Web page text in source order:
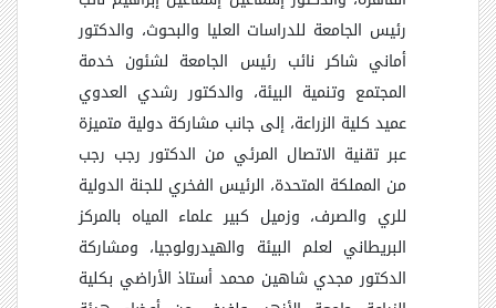
رئيس الجامعة للدراسات العليا والبحوث، والدكتور
أماني شاكر نائب رئيس الجامعة لشئون خدمة
المجتمع وتنمية البيئة، والدكتور رشدي العدوي
عميد كلية الزراعة، إلى جانب مشاركة دولية متميزة
عبر تقنية الاتصال المرئي من الدكتور رجب رجب
من المملكة المتحدة، الرئيس الفخري للجنة الدولية
للري والصرف، وزميل كبير علماء المياه بالمركز
البريطاني لعلم البيئة والهيدرولوجيا، ومشاركة
الدكتور مجدي شاهين محمد أستاذ الأراضي بكلية